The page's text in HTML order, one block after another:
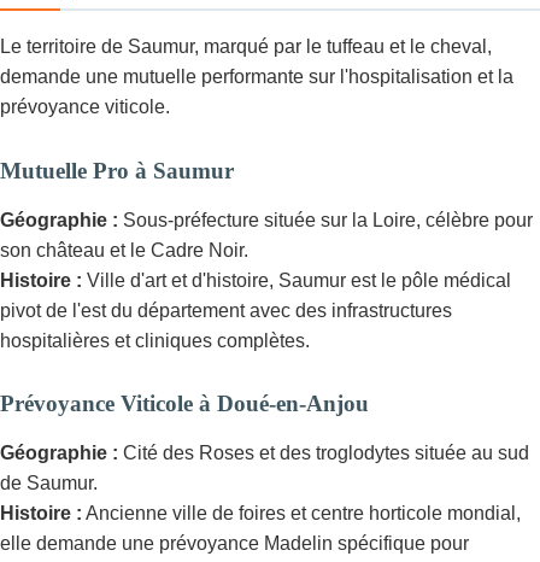
Le territoire de Saumur, marqué par le tuffeau et le cheval,
demande une mutuelle performante sur l'hospitalisation et la
prévoyance viticole.
Mutuelle Pro à Saumur
Géographie : Sous-préfecture située sur la Loire, célèbre pour
son château et le Cadre Noir.
Histoire : Ville d'art et d'histoire, Saumur est le pôle médical
pivot de l'est du département avec des infrastructures
hospitalières et cliniques complètes.
Prévoyance Viticole à Doué-en-Anjou
Géographie : Cité des Roses et des troglodytes située au sud
de Saumur.
Histoire : Ancienne ville de foires et centre horticole mondial,
elle demande une prévoyance Madelin spécifique pour